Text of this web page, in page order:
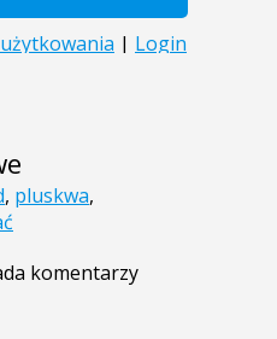
, pluskwa,
komentarzy